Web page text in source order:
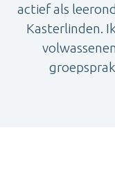
actief als
Kasterlinden.